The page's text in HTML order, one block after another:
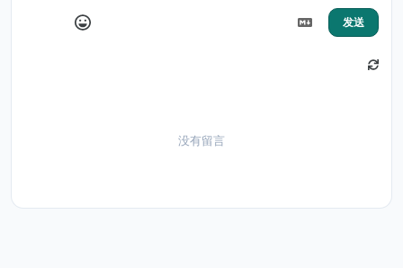
发送
没有留言